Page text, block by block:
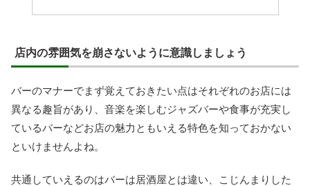
店内の雰囲気を崩さないように意識しましょう
バーのマナーでまず覚えておきたい点はそれぞれのお店には
異なる趣旨があり、音楽を楽しむジャズバーや食事が充実し
ているバーなどお店の魅力ともいえる特色を知っておかない
といけませんよね。
共通していえるのはバーは居酒屋とは違い、こじんまりした